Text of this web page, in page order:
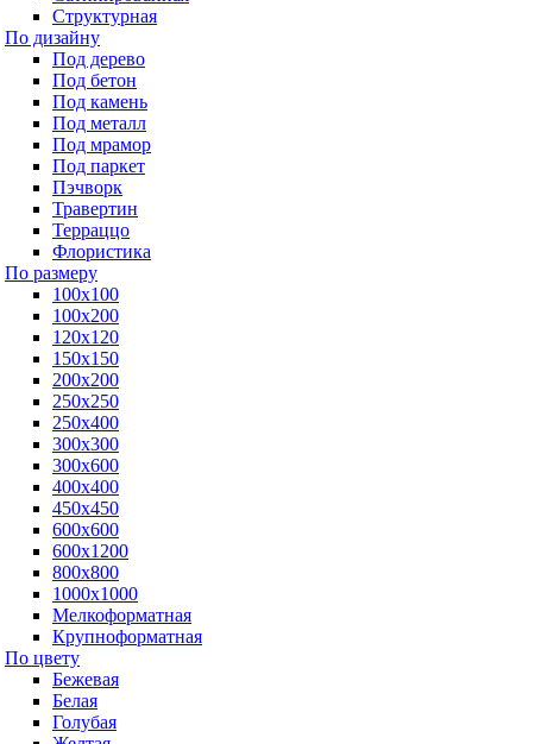
Структурная
По дизайну
Под дерево
Под бетон
Под камень
Под металл
Под мрамор
Под паркет
Пэчворк
Травертин
Терраццо
Флористика
По размеру
100х100
100х200
120х120
150х150
200х200
250х250
250х400
300х300
300х600
400х400
450х450
600х600
600х1200
800х800
1000х1000
Мелкоформатная
Крупноформатная
По цвету
Бежевая
Белая
Голубая